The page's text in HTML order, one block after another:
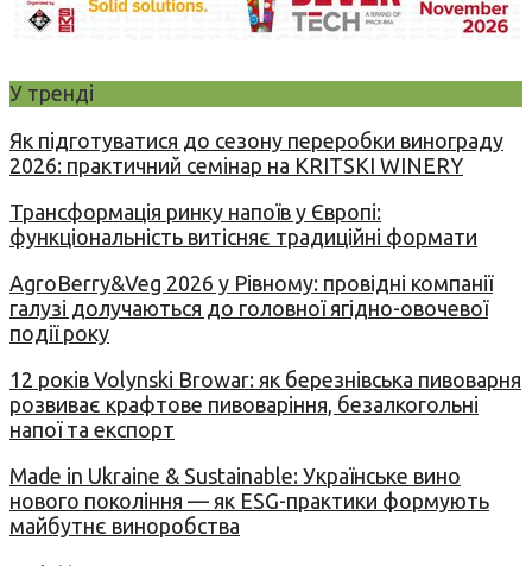
У тренді
Як підготуватися до сезону переробки винограду
2026: практичний семінар на KRITSKI WINERY
Трансформація ринку напоїв у Європі:
функціональність витісняє традиційні формати
AgroBerry&Veg 2026 у Рівному: провідні компанії
галузі долучаються до головної ягідно-овочевої
події року
12 років Volynski Browar: як березнівська пивоварня
розвиває крафтове пивоваріння, безалкогольні
напої та експорт
Made in Ukraine & Sustainable: Українське вино
нового покоління — як ESG-практики формують
майбутнє виноробства